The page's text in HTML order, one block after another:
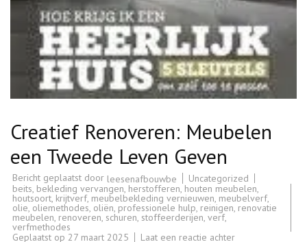
Creatief Renoveren: Meubelen
een Tweede Leven Geven
Bericht geplaatst door leesenafbouwbe
Uncategorized
beits, bekleding vervangen, herstofferen, houten meubelen,
houtsoort, krijtverf, meubelbekleding vernieuwen, meubelverf,
olie, oliemethodes, oliën, professionele hulp, reinigen, renovatie
meubelen, renoveren, schuren, stoffeerderijen, verf,
verfmethodes
Geplaatst op 27 maart 2025 Laat een reactie achterop